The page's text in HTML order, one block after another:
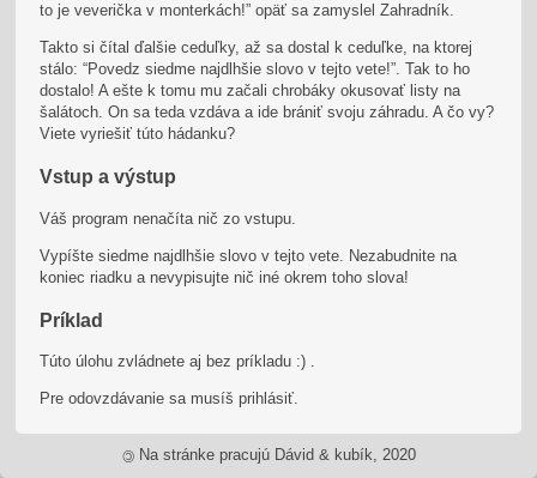
to je veverička v monterkách!” opäť sa zamyslel Zahradník.
Takto si čítal ďalšie ceduľky, až sa dostal k ceduľke, na ktorej
stálo: “Povedz siedme najdlhšie slovo v tejto vete!”. Tak to ho
dostalo! A ešte k tomu mu začali chrobáky okusovať listy na
šalátoch. On sa teda vzdáva a ide brániť svoju záhradu. A čo vy?
Viete vyriešiť túto hádanku?
Vstup a výstup
Váš program nenačíta nič zo vstupu.
Vypíšte siedme najdlhšie slovo v tejto vete. Nezabudnite na
koniec riadku a nevypisujte nič iné okrem toho slova!
Príklad
Túto úlohu zvládnete aj bez príkladu :) .
Pre odovzdávanie sa musíš prihlásiť.
©Na stránke pracujú Dávid & kubík, 2020